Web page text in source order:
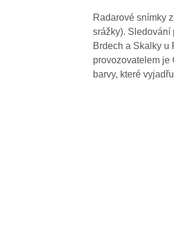
Radarové snímky
srážky). Sledování
Brdech a Skalky u
provozovatelem je
barvy, které